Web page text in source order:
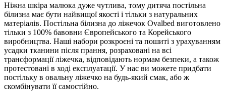
Ніжна шкіра малюка дуже чутлива, тому дитяча постільна
білизна має бути найвищої якості і тільки з натуральних
матеріалів. Постільна білизна до ліжечок Ovalbed виготовлено
тільки з 100% бавовни Європейського та Корейського
виробництва. Наші набори розкроєні та пошиті з урахуванням
усадки тканини після прання, розраховані на всі
трансформації ліжечка, відповідають нормам безпеки, а також
протестовані в ході експлуатації. У нас ви можете придбати
постільку в овальну ліжечко на будь-який смак, або ж
скомбінувати її самостійно.